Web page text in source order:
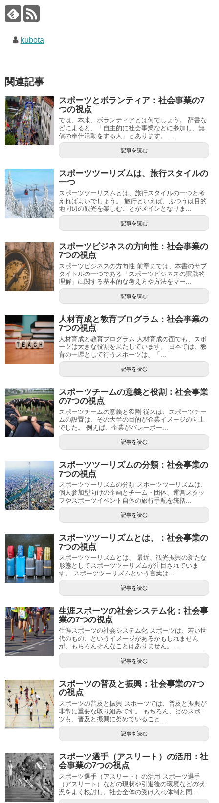
kubota
関連記事
スポーツとボランティア：社会事業の7
つの視点
では、本来、ボランティアとは何でしょう。 辞書な
どによると、「自主的に社会事業などに参加し、無
償の奉仕活動をする人」とあります。 ...
記事を読む
スポーツツーリズムは、旅行スタイルの
一つ
スポーツツーリズムとは、旅行スタイルの一つと考
えればよいでしょう。 旅行といえば、ふつうは目的
地周辺の観光を楽しむことがメインとなりま...
記事を読む
スポーツビジネスの方向性：社会事業の
7つの視点
スポーツビジネスの方向性 前章までは、本書のサブ
タイトルの一つである「スポーツビジネスの実践的
理解」に関する基本的な考え方や方法をマー...
記事を読む
人材育成と教育プログラム：社会事業の
7つの視点
人材育成と教育プログラム 人材育成の面でも、スポ
ーツは大きな役割を果たしています。 日本では、教
育の一環として行うスポーツは、「...
記事を読む
スポーツチームの意義と役割：社会事業
の7つの視点
スポーツチームの意義と役割 従来は、スポーツチー
ムの設置は、その大半の目的が企業イメージの向上
でした。 例えば、企業がバレーボー...
記事を読む
スポーツツーリズムの分類：社会事業の
7つの視点
スポーツツーリズムの分類 スポーツツーリズムは、
個人参加型向けの企画とチーム・団体、運営スタッ
フやスポーツイベント自体の旅行手配を統括...
記事を読む
スポーツツーリズムとは、：社会事業の
7つの視点
スポーツツーリズムとは、 最近、観光振興の新たな
形態としてスポーツツーリズムが注目されていま
す。 スポーツツーリズムという言葉は...
記事を読む
生涯スポーツの社会システム化：社会事
業の7つの視点
生涯スポーツの社会システム化 スポーツは、若い世
代のもの、というイメージがあるかもしれません
が、もちろんそんなことはありません。 ...
記事を読む
スポーツの普及と振興：社会事業の7つ
の視点
スポーツの普及と振興 スポーツでは、普及と振興が
非常に重要な取り組みです。 もちろん、どのスポー
ツも、普及と振興に努めていること...
記事を読む
スポーツ選手（アスリート）の活用：社
会事業の7つの視点
スポーツ選手（アスリート）の活用 スポーツ選手
（アスリート）などの現状や引退後の環境などの状
況をよく検討し、社会全体の受け入れ体制と同...